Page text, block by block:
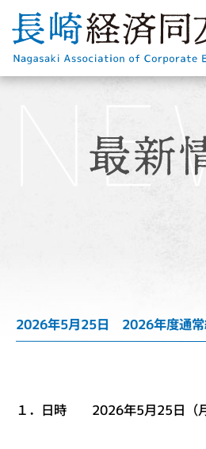
2026年5月25日 2026年度通常
１．日時 2026年5月25日（